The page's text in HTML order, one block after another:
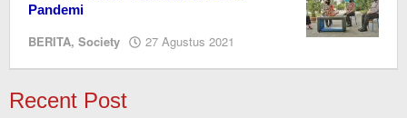
Pandemi
BERITA, Society 27 Agustus 2021
Recent Post